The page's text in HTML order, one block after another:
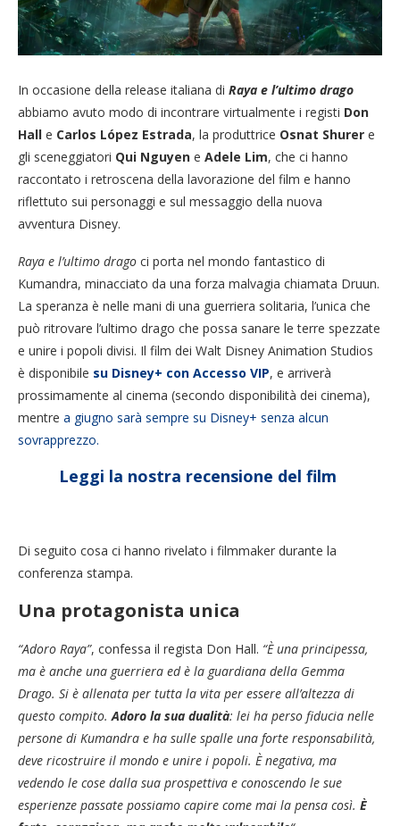
In occasione della release italiana di Raya e l’ultimo drago
abbiamo avuto modo di incontrare virtualmente i registi Don
Hall e Carlos López Estrada, la produttrice Osnat Shurer e
gli sceneggiatori Qui Nguyen e Adele Lim, che ci hanno
raccontato i retroscena della lavorazione del film e hanno
riflettuto sui personaggi e sul messaggio della nuova
avventura Disney.
Raya e l’ultimo drago ci porta nel mondo fantastico di
Kumandra, minacciato da una forza malvagia chiamata Druun.
La speranza è nelle mani di una guerriera solitaria, l’unica che
può ritrovare l’ultimo drago che possa sanare le terre spezzate
e unire i popoli divisi. Il film dei Walt Disney Animation Studios
è disponibile su Disney+ con Accesso VIP, e arriverà
prossimamente al cinema (secondo disponibilità dei cinema),
mentre a giugno sarà sempre su Disney+ senza alcun
sovrapprezzo.
Leggi la nostra recensione del film
Di seguito cosa ci hanno rivelato i filmmaker durante la
conferenza stampa.
Una protagonista unica
“Adoro Raya”, confessa il regista Don Hall. “È una principessa,
ma è anche una guerriera ed è la guardiana della Gemma
Drago. Si è allenata per tutta la vita per essere all’altezza di
questo compito.Adoro la sua dualità: lei ha perso fiducia nelle
persone di Kumandra e ha sulle spalle una forte responsabilità,
deve ricostruire il mondo e unire i popoli. È negativa, ma
vedendo le cose dalla sua prospettiva e conoscendo le sue
esperienze passate possiamo capire come mai la pensa così. È